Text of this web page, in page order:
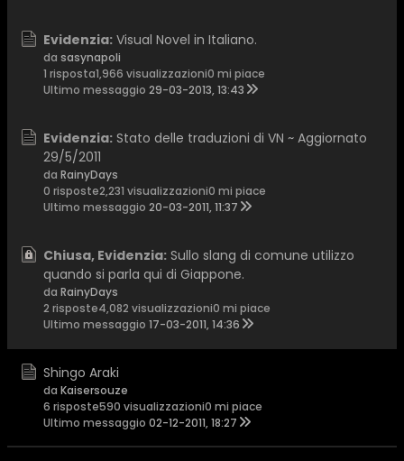
Evidenzia: Visual Novel in Italiano.
da sasynapoli
1 risposta1,966 visualizzazioni0 mi piace
Ultimo messaggio 29-03-2013, 13:43
Evidenzia: Stato delle traduzioni di VN ~ Aggiornato
29/5/2011
da RainyDays
0 risposte2,231 visualizzazioni0 mi piace
Ultimo messaggio 20-03-2011, 11:37
Chiusa, Evidenzia: Sullo slang di comune utilizzo
quando si parla qui di Giappone.
da RainyDays
2 risposte4,082 visualizzazioni0 mi piace
Ultimo messaggio 17-03-2011, 14:36
Shingo Araki
da Kaisersouze
6 risposte590 visualizzazioni0 mi piace
Ultimo messaggio 02-12-2011, 18:27